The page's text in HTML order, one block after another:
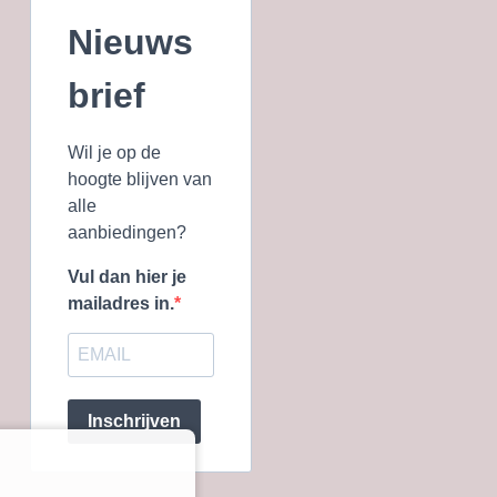
Nieuws
brief
Wil je op de
hoogte blijven van
alle
aanbiedingen?
Vul dan hier je
mailadres in.
Inschrijven